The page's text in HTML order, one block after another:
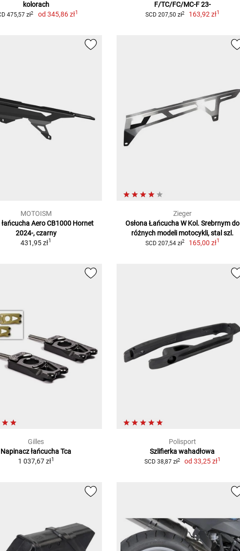
kolorach
475,57 zł2 od 345,86 zł1
F/TC/FC/MC-F 23-
SCD 207,50 zł2 163,92 zł1
MOTOISM
łańcucha Aero CB1000 Hornet
2024-, czarny
431,95 zł1
Zieger
Osłona Łańcucha W Kol. Srebrnym do
różnych modeli motocykli, stal szl.
SCD 207,54 zł2 165,00 zł1
Gilles
Napinacz łańcucha Tca
1 037,67 zł1
Polisport
Szlifierka wahadłowa
SCD 38,87 zł2 od33,25 zł1